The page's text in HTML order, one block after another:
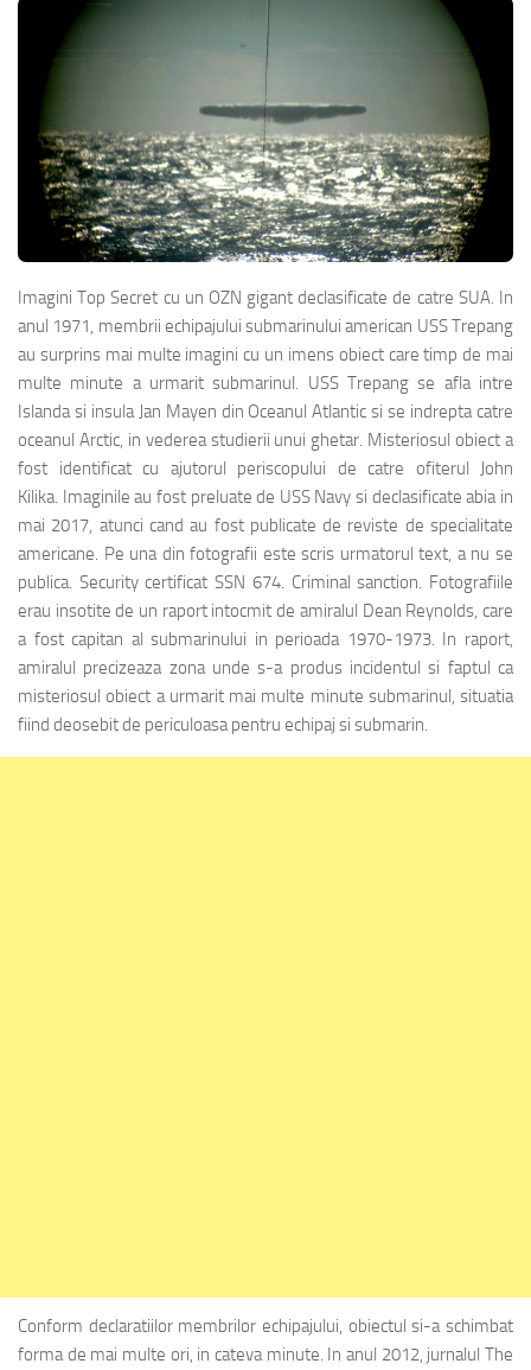
Imagini Top Secret cu un OZN gigant declasificate de catre SUA. In
anul 1971, membrii echipajului submarinului american USS Trepang
au surprins mai multe imagini cu un imens obiect care timp de mai
multe minute a urmarit submarinul. USS Trepang se afla intre
Islanda si insula Jan Mayen din Oceanul Atlantic si se indrepta catre
oceanul Arctic, in vederea studierii unui ghetar. Misteriosul obiect a
fost identificat cu ajutorul periscopului de catre ofiterul John
Kilika. Imaginile au fost preluate de USS Navy si declasificate abia in
mai 2017, atunci cand au fost publicate de reviste de specialitate
americane. Pe una din fotografii este scris urmatorul text, a nu se
publica. Security certificat SSN 674. Criminal sanction. Fotografiile
erau insotite de un raport intocmit de amiralul Dean Reynolds, care
a fost capitan al submarinului in perioada 1970-1973. In raport,
amiralul precizeaza zona unde s-a produs incidentul si faptul ca
misteriosul obiect a urmarit mai multe minute submarinul, situatia
fiind deosebit de periculoasa pentru echipaj si submarin.
Conform declaratiilor membrilor echipajului, obiectul si-a schimbat
forma de mai multe ori, in cateva minute. In anul 2012, jurnalul The